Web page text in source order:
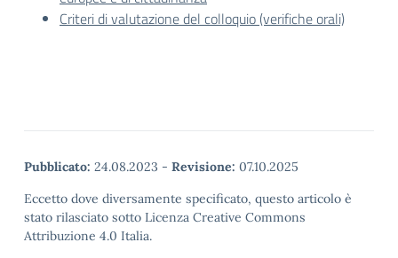
Criteri di valutazione del colloquio (verifiche orali)
Pubblicato: 24.08.2023 - Revisione: 07.10.2025
Eccetto dove diversamente specificato, questo articolo è
stato rilasciato sotto Licenza Creative Commons
Attribuzione 4.0 Italia.